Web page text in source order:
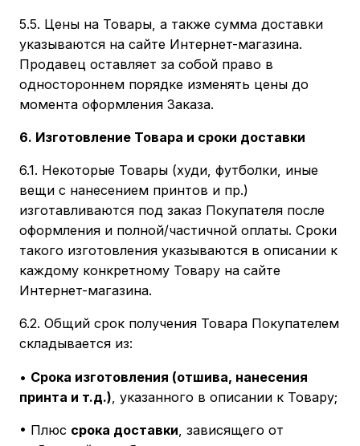
5.5. Цены на Товары, а также сумма доставки
указываются на сайте Интернет-магазина.
Продавец оставляет за собой право в
одностороннем порядке изменять цены до
момента оформления Заказа.
6. Изготовление Товара и сроки доставки
6.1. Некоторые Товары (худи, футболки, иные
вещи с нанесением принтов и пр.)
изготавливаются под заказ Покупателя после
оформления и полной/частичной оплаты. Сроки
такого изготовления указываются в описании к
каждому конкретному Товару на сайте
Интернет-магазина.
6.2. Общий срок получения Товара Покупателем
складывается из:
• Срока изготовления (отшива, нанесения
принта и т.д.) , указанного в описании к Товару;
• Плюс срока доставки , зависящего от